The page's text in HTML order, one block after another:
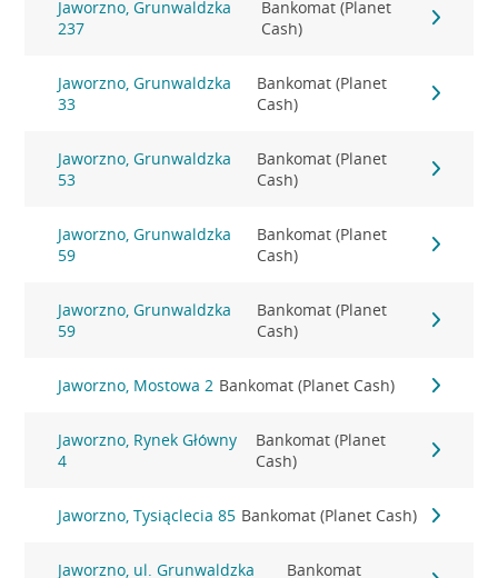
Jaworzno, Grunwaldzka
237
Bankomat (Planet
Cash)
Jaworzno, Grunwaldzka
33
Bankomat (Planet
Cash)
Jaworzno, Grunwaldzka
53
Bankomat (Planet
Cash)
Jaworzno, Grunwaldzka
59
Bankomat (Planet
Cash)
Jaworzno, Grunwaldzka
59
Bankomat (Planet
Cash)
Jaworzno, Mostowa 2 Bankomat (Planet Cash)
Jaworzno, Rynek Główny
4
Bankomat (Planet
Cash)
Jaworzno, Tysiąclecia 85 Bankomat (Planet Cash)
Jaworzno, ul. Grunwaldzka Bankomat